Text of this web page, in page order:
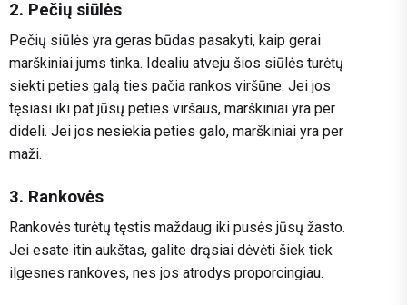
2. Pečių siūlės
Pečių siūlės yra geras būdas pasakyti, kaip gerai
marškiniai jums tinka. Idealiu atveju šios siūlės turėtų
siekti peties galą ties pačia rankos viršūne. Jei jos
tęsiasi iki pat jūsų peties viršaus, marškiniai yra per
dideli. Jei jos nesiekia peties galo, marškiniai yra per
maži.
3. Rankovės
Rankovės turėtų tęstis maždaug iki pusės jūsų žasto.
Jei esate itin aukštas, galite drąsiai dėvėti šiek tiek
ilgesnes rankoves, nes jos atrodys proporcingiau.